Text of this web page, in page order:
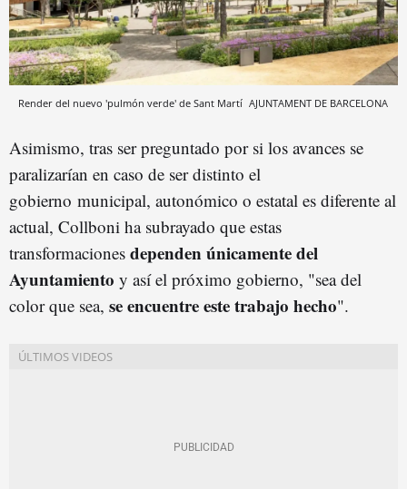
Render del nuevo 'pulmón verde' de Sant Martí AJUNTAMENT DE BARCELONA
Asimismo, tras ser preguntado por si los avances se
paralizarían en caso de ser distinto el
gobierno municipal, autonómico o estatal es diferente al
actual, Collboni ha subrayado que estas
transformaciones dependen únicamente del
Ayuntamiento y así el próximo gobierno, "sea del
color que sea, se encuentre este trabajo hecho".